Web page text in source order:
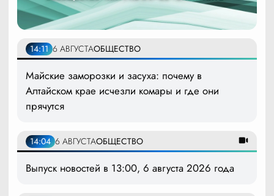
14:11 6 АВГУСТАОБЩЕСТВО
Майские заморозки и засуха: почему в
Алтайском крае исчезли комары и где они
прячутся
14:04 6 АВГУСТАОБЩЕСТВО
Выпуск новостей в 13:00, 6 августа 2026 года